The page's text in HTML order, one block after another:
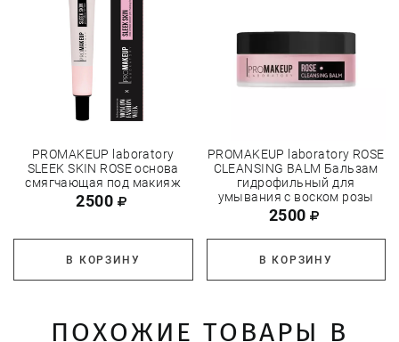
PROMAKEUP laboratory
SLEEK SKIN ROSE основа
смягчающая под макияж
2500
В КОРЗИНУ
PROMAKEUP laboratory ROSE
CLEANSING BALM Бальзам
гидрофильный для
умывания с воском розы
2500
В КОРЗИНУ
ПОХОЖИЕ ТОВАРЫ В